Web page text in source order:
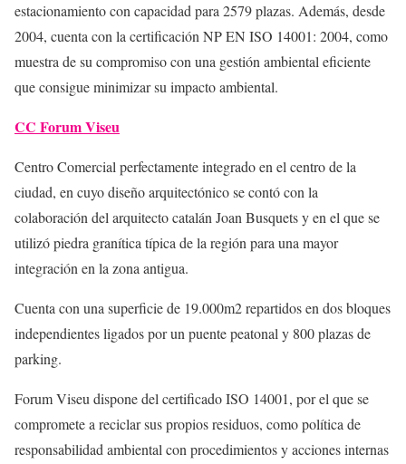
estacionamiento con capacidad para 2579 plazas. Además, desde
2004, cuenta con la certificación NP EN ISO 14001: 2004, como
muestra de su compromiso con una gestión ambiental eficiente
que consigue minimizar su impacto ambiental.
CC Forum Viseu
Centro Comercial perfectamente integrado en el centro de la
ciudad, en cuyo diseño arquitectónico se contó con la
colaboración del arquitecto catalán Joan Busquets y en el que se
utilizó piedra granítica típica de la región para una mayor
integración en la zona antigua.
Cuenta con una superficie de 19.000m2 repartidos en dos bloques
independientes ligados por un puente peatonal y 800 plazas de
parking.
Forum Viseu dispone del certificado ISO 14001, por el que se
compromete a reciclar sus propios residuos, como política de
responsabilidad ambiental con procedimientos y acciones internas